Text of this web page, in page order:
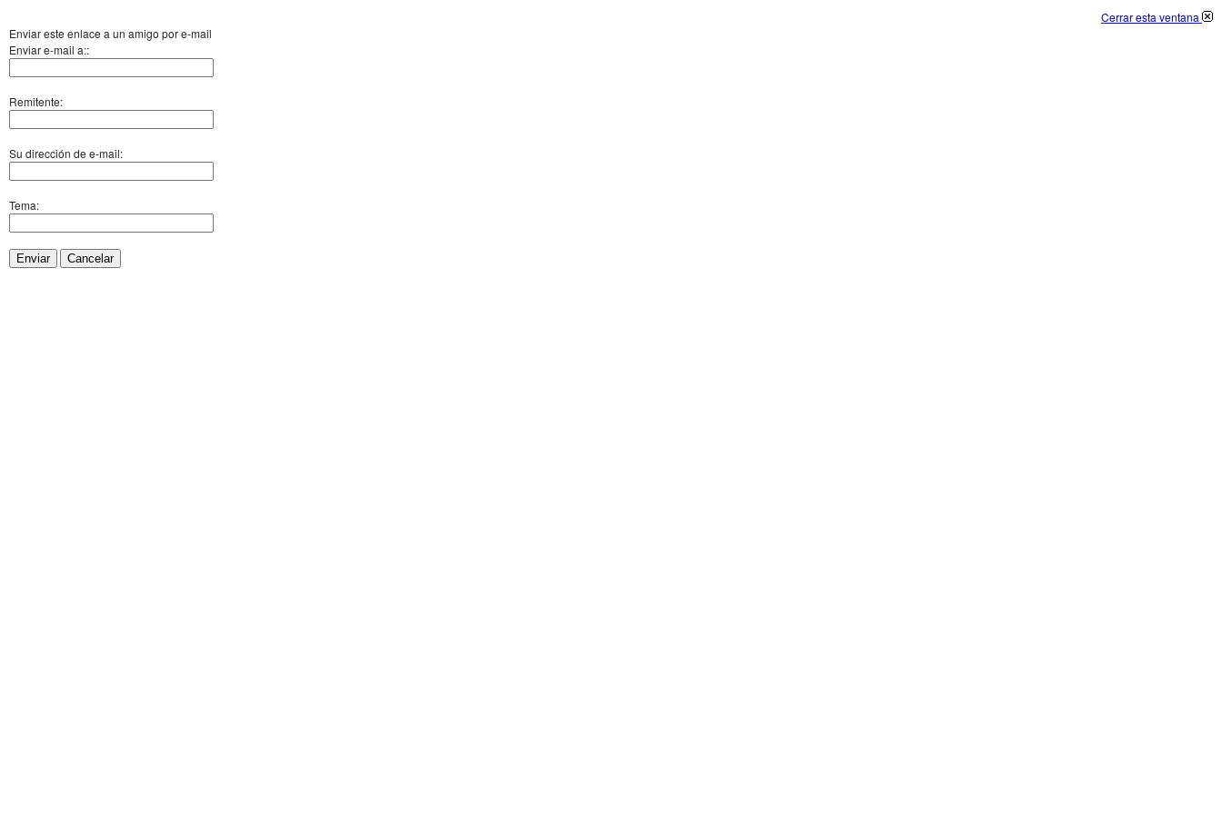
Cerrar esta ventana
Enviar este enlace a un amigo por e-mail
Enviar e-mail a::
Remitente:
Su dirección de e-mail:
Tema:
Enviar Cancelar